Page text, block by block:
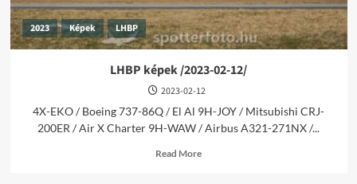
2023 Képek LHBP
LHBP képek /2023-02-12/
2023-02-12
4X-EKO / Boeing 737-86Q / El Al 9H-JOY / Mitsubishi CRJ-
200ER / Air X Charter 9H-WAW / Airbus A321-271NX /...
Read MoreRead